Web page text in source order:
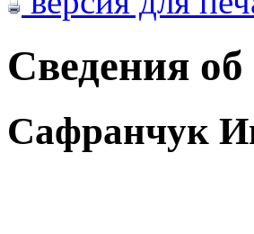
Сведения об
Сафранчук